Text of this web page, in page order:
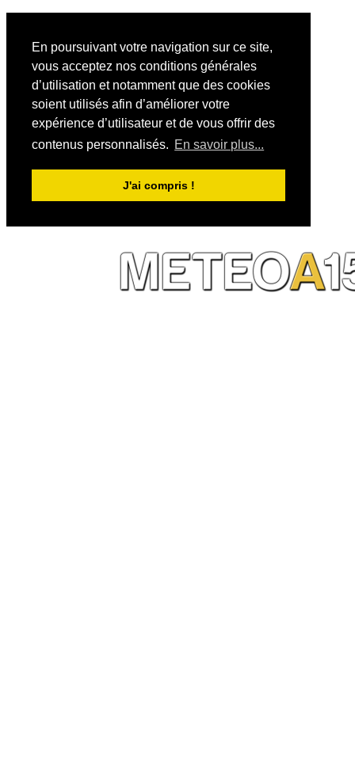
En poursuivant votre navigation sur ce site,
vous acceptez nos conditions générales
d’utilisation et notamment que des cookies
soient utilisés afin d’améliorer votre
expérience d’utilisateur et de vous offrir des
contenus personnalisés. En savoir plus...
J'ai compris !